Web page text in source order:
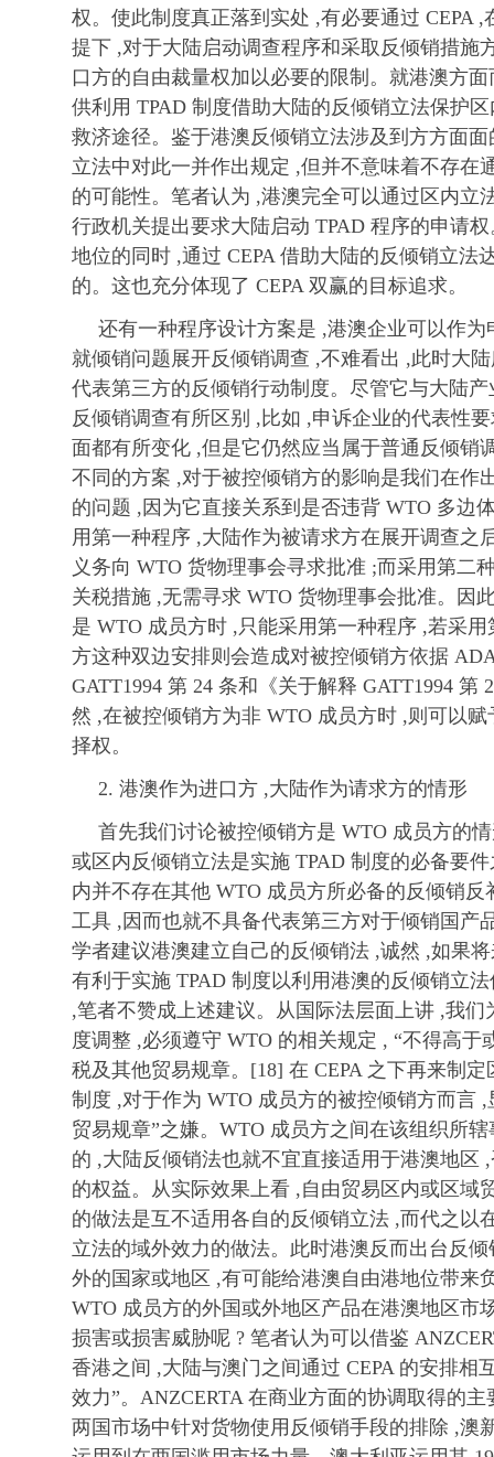
权。使此制度真正落到实处 ,有必要通过 CEPA
提下 ,对于大陆启动调查程序和采取反倾销措施
口方的自由裁量权加以必要的限制。就港澳方
供利用 TPAD 制度借助大陆的反倾销立法保护
救济途径。鉴于港澳反倾销立法涉及到方方面
立法中对此一并作出规定 ,但并不意味着不存在
的可能性。笔者认为 ,港澳完全可以通过区内立
行政机关提出要求大陆启动 TPAD 程序的申请
地位的同时 ,通过 CEPA 借助大陆的反倾销立法
的。这也充分体现了 CEPA 双赢的目标追求。
还有一种程序设计方案是 ,港澳企业可以作
就倾销问题展开反倾销调查 ,不难看出 ,此时大
代表第三方的反倾销行动制度。尽管它与大陆
反倾销调查有所区别 ,比如 ,申诉企业的代表性
面都有所变化 ,但是它仍然应当属于普通反倾销
不同的方案 ,对于被控倾销方的影响是我们在作
的问题 ,因为它直接关系到是否违背 WTO 多边
用第一种程序 ,大陆作为被请求方在展开调查之
义务向 WTO 货物理事会寻求批准 ;而采用第二
关税措施 ,无需寻求 WTO 货物理事会批准。因
是 WTO 成员方时 ,只能采用第一种程序 ,若采
方这种双边安排则会造成对被控倾销方依据
GATT1994 第 24 条和《关于解释 GATT1994 第
然 ,在被控倾销方为非 WTO 成员方时 ,则可以
择权。
2. 港澳作为进口方 ,大陆作为请求方的情形
首先我们讨论被控倾销方是 WTO 成员方的
或区内反倾销立法是实施 TPAD 制度的必备要
内并不存在其他 WTO 成员方所必备的反倾销
工具 ,因而也就不具备代表第三方对于倾销国产
学者建议港澳建立自己的反倾销法 ,诚然 ,如果
有利于实施 TPAD 制度以利用港澳的反倾销立
,笔者不赞成上述建议。从国际法层面上讲 ,我
度调整 ,必须遵守 WTO 的相关规定 , “不得高于
税及其他贸易规章。[18] 在 CEPA 之下再来制
制度 ,对于作为 WTO 成员方的被控倾销方而言
贸易规章”之嫌。WTO 成员方之间在该组织所
的 ,大陆反倾销法也就不宜直接适用于港澳地区
的权益。从实际效果上看 ,自由贸易区内或区域
的做法是互不适用各自的反倾销立法 ,而代之以
立法的域外效力的做法。此时港澳反而出台反
外的国家或地区 ,有可能给港澳自由港地位带来
WTO 成员方的外国或外地区产品在港澳地区市
损害或损害威胁呢 ? 笔者认为可以借鉴
香港之间 ,大陆与澳门之间通过 CEPA 的安排相
效力”。ANZCERTA 在商业方面的协调取得的
两国市场中针对货物使用反倾销手段的排除 ,澳